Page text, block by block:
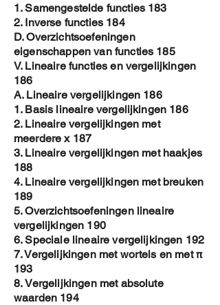
1. Samengestelde functies 183
2. Inverse functies 184
D. Overzichtsoefeningen
eigenschappen van functies 185
V. Lineaire functies en vergelijkingen
186
A. Lineaire vergelijkingen 186
1. Basis lineaire vergelijkingen 186
2. Lineaire vergelijkingen met
meerdere x 187
3. Lineaire vergelijkingen met haakjes
188
4. Lineaire vergelijkingen met breuken
189
5. Overzichtsoefeningen lineaire
vergelijkingen 190
6. Speciale lineaire vergelijkingen 192
7. Vergelijkingen met wortels en met π
193
8. Vergelijkingen met absolute
waarden 194